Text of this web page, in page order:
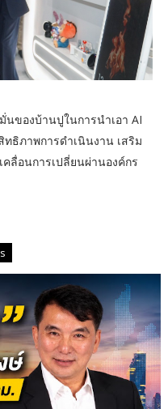
ของบ้านปูในการนำเอา AI
ธิภาพการดำเนินงาน เสริม
ลื่อนการเปลี่ยนผ่านองค์กร